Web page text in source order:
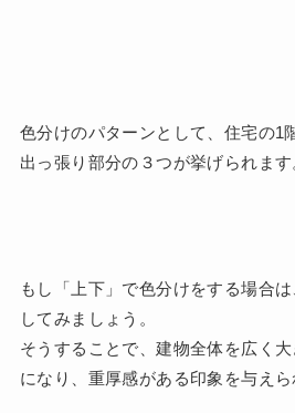
色分けのパターンとして、住宅の1
出っ張り部分の３つが挙げられます
もし「上下」で色分けをする場合
してみましょう。
そうすることで、建物全体を広く
になり、重厚感がある印象を与えら